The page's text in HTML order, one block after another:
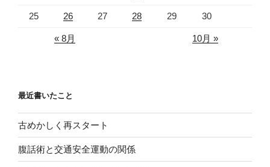
25 26 27 28 29 30
« 8月 10月 »
最近書いたこと
古めかしく再スタート
腹話術と交通安全運動の関係